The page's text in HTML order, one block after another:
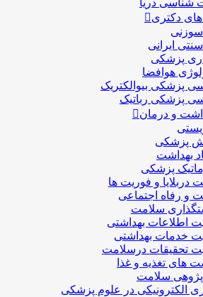
شناسی دریا
دکتری
ایرانی
پزشکی
هوافضا
پزشکی بیوالکتریک
پزشکی رباتیک
و درمان
پزشکی
بهداشت
پزشکی
دربلايا و فوريت ها
و رفاه اجتماعی
سلامت
اطلاعات بهداشتی
خدمات بهداشتی
تحقیقات درسلامت
های تغذیه و غذا
پژوهی سلامت
الکترونیکی در علوم پزشکی